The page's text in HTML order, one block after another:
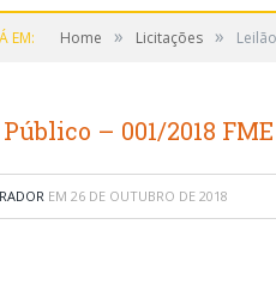
EM: Home » Licitações »
– 001/2018 FME
EM 26 DE OUTUBRO DE 2018